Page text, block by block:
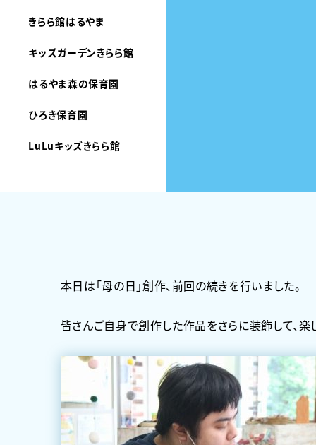
きらら館はるやま
キッズガーデンきらら館
はるやま森の保育園
ひろき保育園
LuLuキッズきらら館
本日は「母の日」創作、前回の続きを行いました。
皆さんご自身で創作した作品をさらに装飾して、楽